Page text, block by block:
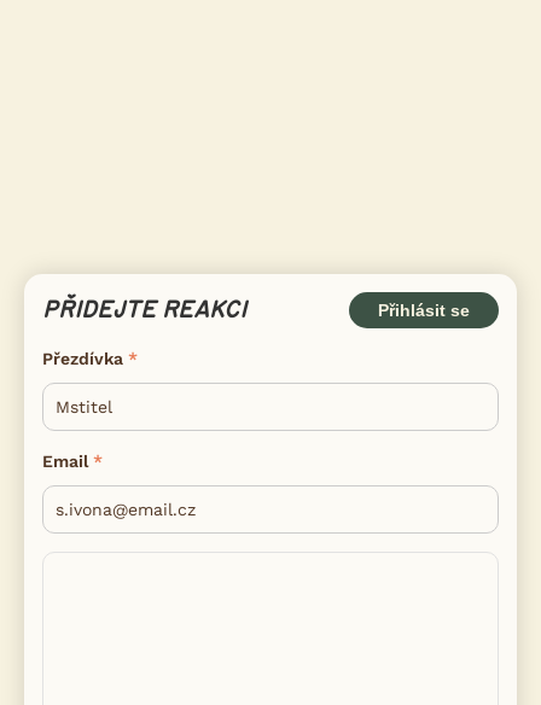
PŘIDEJTE REAKCI Přihlásit se
Přezdívka
Email